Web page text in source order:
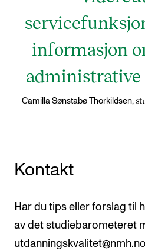
informasjon
Camilla Sønstabø Thorkildsen,
Kontakt
Har du tips eller forslag til
av det studiebarometeret
utdanningskvalitet@nmh.no